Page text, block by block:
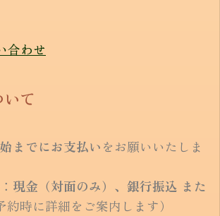
合わせ
て
までにお支払い をお願いいたしま
現金（対面のみ）、 銀行振込 また
約時に詳細をご案内します）